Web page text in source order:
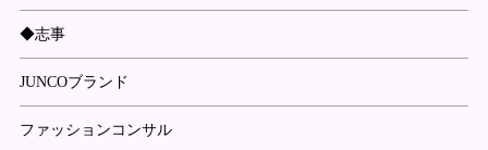
◆志事
JUNCOブランド
ファッションコンサル